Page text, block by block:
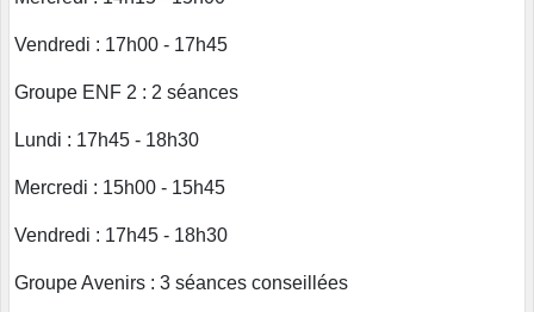
Vendredi : 17h00 - 17h45
Groupe ENF 2 : 2 séances
Lundi : 17h45 - 18h30
Mercredi : 15h00 - 15h45
Vendredi : 17h45 - 18h30
Groupe Avenirs : 3 séances conseillées